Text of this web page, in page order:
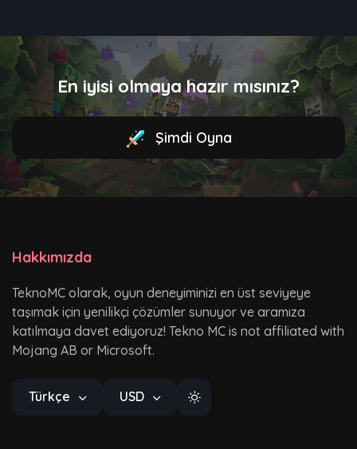
En iyisi olmaya hazır mısınız?
Şimdi Oyna
Hakkımızda
TeknoMC olarak, oyun deneyiminizi en üst seviyeye
taşımak için yenilikçi çözümler sunuyor ve aramıza
katılmaya davet ediyoruz! Tekno MC is not affiliated with
Mojang AB or Microsoft.
Türkçe USD